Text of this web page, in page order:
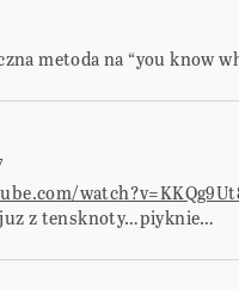
metoda na “you know
z tensknoty…piyknie…